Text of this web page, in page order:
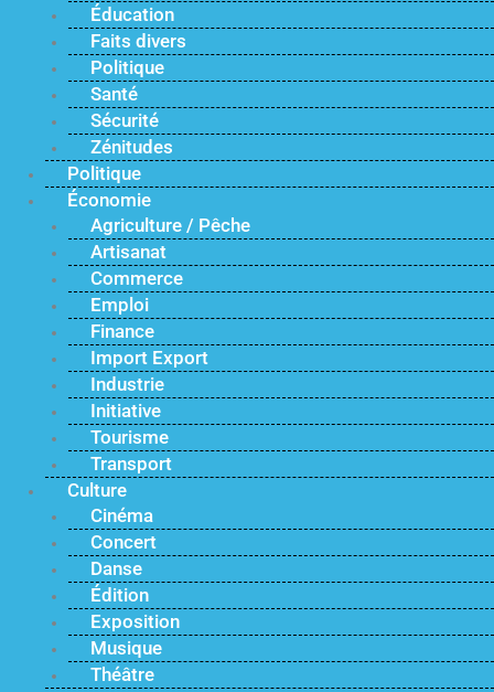
Éducation
Faits divers
Politique
Santé
Sécurité
Zénitudes
Politique
Économie
Agriculture / Pêche
Artisanat
Commerce
Emploi
Finance
Import Export
Industrie
Initiative
Tourisme
Transport
Culture
Cinéma
Concert
Danse
Édition
Exposition
Musique
Théâtre